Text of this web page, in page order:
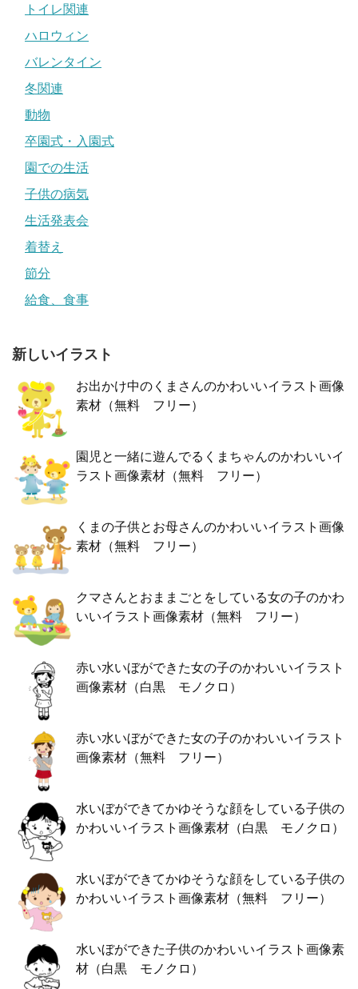
トイレ関連
ハロウィン
バレンタイン
冬関連
動物
卒園式・入園式
園での生活
子供の病気
生活発表会
着替え
節分
給食、食事
新しいイラスト
お出かけ中のくまさんのかわいいイラスト画像
素材（無料 フリー）
園児と一緒に遊んでるくまちゃんのかわいいイ
ラスト画像素材（無料 フリー）
くまの子供とお母さんのかわいいイラスト画像
素材（無料 フリー）
クマさんとおままごとをしている女の子のかわ
いいイラスト画像素材（無料 フリー）
赤い水いぼができた女の子のかわいいイラスト
画像素材（白黒 モノクロ）
赤い水いぼができた女の子のかわいいイラスト
画像素材（無料 フリー）
水いぼができてかゆそうな顔をしている子供の
かわいいイラスト画像素材（白黒 モノクロ）
水いぼができてかゆそうな顔をしている子供の
かわいいイラスト画像素材（無料 フリー）
水いぼができた子供のかわいいイラスト画像素
材（白黒 モノクロ）